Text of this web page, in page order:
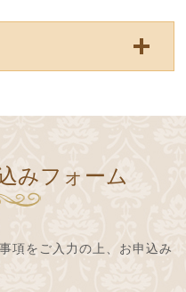
みフォーム
項をご入力の上、お申込み